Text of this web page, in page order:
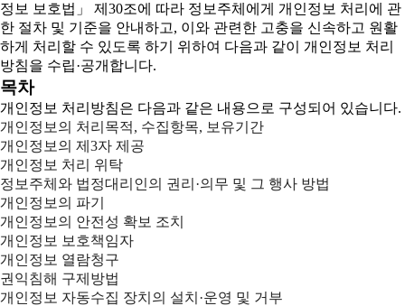
정보 보호법」 제30조에 따라 정보주체에게 개인정보 처리에 관
한 절차 및 기준을 안내하고, 이와 관련한 고충을 신속하고 원활
하게 처리할 수 있도록 하기 위하여 다음과 같이 개인정보 처리
방침을 수립·공개합니다.
목차
개인정보 처리방침은 다음과 같은 내용으로 구성되어 있습니다.
개인정보의 처리목적, 수집항목, 보유기간
개인정보의 제3자 제공
개인정보 처리 위탁
정보주체와 법정대리인의 권리·의무 및 그 행사 방법
개인정보의 파기
개인정보의 안전성 확보 조치
개인정보 보호책임자
개인정보 열람청구
권익침해 구제방법
개인정보 자동수집 장치의 설치·운영 및 거부